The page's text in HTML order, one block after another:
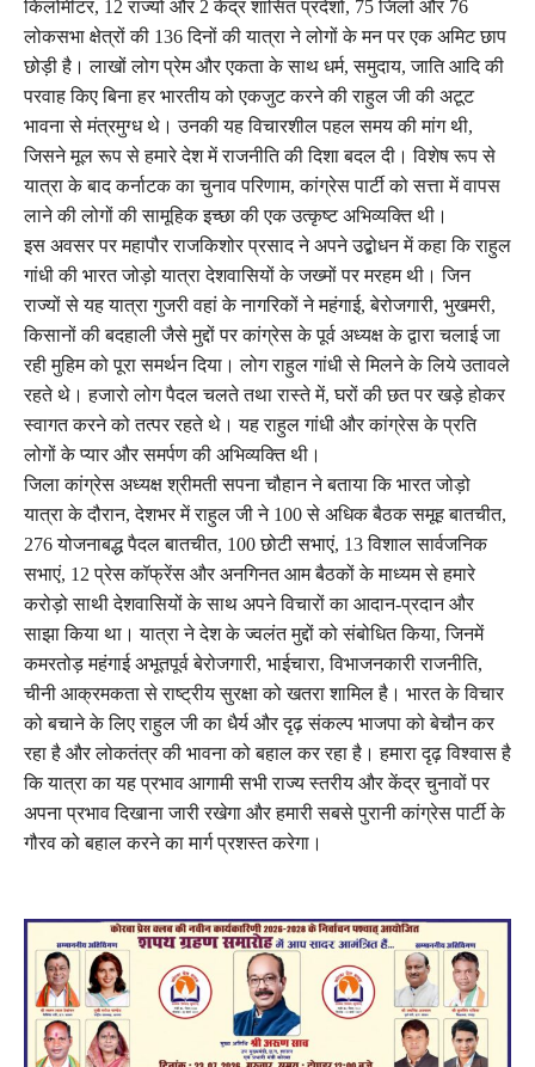
किलोमीटर, 12 राज्यों और 2 केंद्र शासित प्रदेशों, 75 जिलों और 76
लोकसभा क्षेत्रों की 136 दिनों की यात्रा ने लोगों के मन पर एक अमिट छाप
छोड़ी है। लाखों लोग प्रेम और एकता के साथ धर्म, समुदाय, जाति आदि की
परवाह किए बिना हर भारतीय को एकजुट करने की राहुल जी की अटूट
भावना से मंत्रमुग्ध थे। उनकी यह विचारशील पहल समय की मांग थी,
जिसने मूल रूप से हमारे देश में राजनीति की दिशा बदल दी। विशेष रूप से
यात्रा के बाद कर्नाटक का चुनाव परिणाम, कांग्रेस पार्टी को सत्ता में वापस
लाने की लोगों की सामूहिक इच्छा की एक उत्कृष्ट अभिव्यक्ति थी।
इस अवसर पर महापौर राजकिशोर प्रसाद ने अपने उद्बोधन में कहा कि राहुल
गांधी की भारत जोड़ो यात्रा देशवासियों के जख्मों पर मरहम थी। जिन
राज्यों से यह यात्रा गुजरी वहां के नागरिकों ने महंगाई, बेरोजगारी, भुखमरी,
किसानों की बदहाली जैसे मुद्दों पर कांग्रेस के पूर्व अध्यक्ष के द्वारा चलाई जा
रही मुहिम को पूरा समर्थन दिया। लोग राहुल गांधी से मिलने के लिये उतावले
रहते थे। हजारो लोग पैदल चलते तथा रास्ते में, घरों की छत पर खड़े होकर
स्वागत करने को तत्पर रहते थे। यह राहुल गांधी और कांग्रेस के प्रति
लोगों के प्यार और समर्पण की अभिव्यक्ति थी।
जिला कांग्रेस अध्यक्ष श्रीमती सपना चौहान ने बताया कि भारत जोड़ो
यात्रा के दौरान, देशभर में राहुल जी ने 100 से अधिक बैठक समूह बातचीत,
276 योजनाबद्ध पैदल बातचीत, 100 छोटी सभाएं, 13 विशाल सार्वजनिक
सभाएं, 12 प्रेस कॉफ्रेंस और अनगिनत आम बैठकों के माध्यम से हमारे
करोड़ो साथी देशवासियों के साथ अपने विचारों का आदान-प्रदान और
साझा किया था। यात्रा ने देश के ज्वलंत मुद्दों को संबोधित किया, जिनमें
कमरतोड़ महंगाई अभूतपूर्व बेरोजगारी, भाईचारा, विभाजनकारी राजनीति,
चीनी आक्रमकता से राष्ट्रीय सुरक्षा को खतरा शामिल है। भारत के विचार
को बचाने के लिए राहुल जी का धैर्य और दृढ़ संकल्प भाजपा को बेचौन कर
रहा है और लोकतंत्र की भावना को बहाल कर रहा है। हमारा दृढ़ विश्वास है
कि यात्रा का यह प्रभाव आगामी सभी राज्य स्तरीय और केंद्र चुनावों पर
अपना प्रभाव दिखाना जारी रखेगा और हमारी सबसे पुरानी कांग्रेस पार्टी के
गौरव को बहाल करने का मार्ग प्रशस्त करेगा।